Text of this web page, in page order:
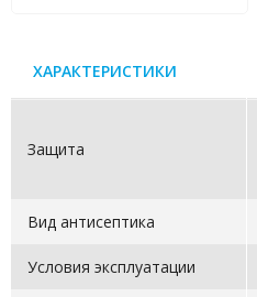
ХАРАКТЕРИСТИКИ
Защита
Вид антисептика
Условия эксплуатации